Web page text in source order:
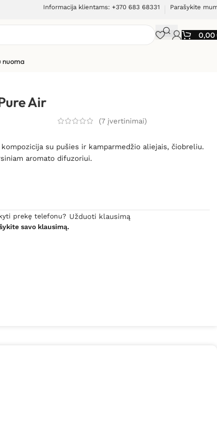
Informacija klientams: +370 683 68331 Parašykite
0,00
nuoma
Air
(7įvertinimai)
su pušies ir kamparmedžio aliejais, čiobreliu.
aromato difuzoriui.
prekę telefonu?
savo klausimą.
Užduoti klausimą